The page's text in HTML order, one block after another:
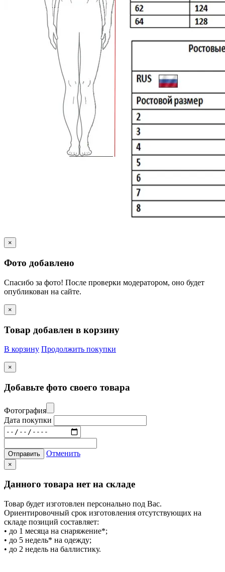
×
Фото добавлено
Спасибо за фото! После проверки модератором, оно будет
опубликован на сайте.
×
Товар добавлен в корзину
В корзину Продолжить покупки
×
Добавьте фото своего товара
Фотография
Дата покупки
Отправить Отменить
×
Данного товара нет на складе
Товар будет изготовлен персонально под Вас.
Ориентировочный срок изготовления отсутствующих на
складе позиций составляет:
• до 1 месяца на снаряжение*;
• до 5 недель* на одежду;
• до 2 недель на баллистику.